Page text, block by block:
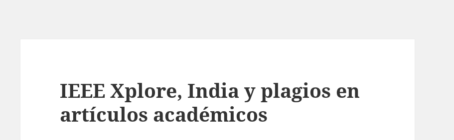
IEEE Xplore, India y plagios en
artículos académicos